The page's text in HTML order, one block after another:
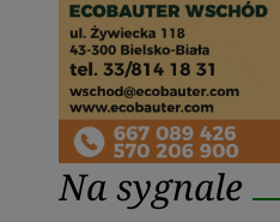
Na sygnale